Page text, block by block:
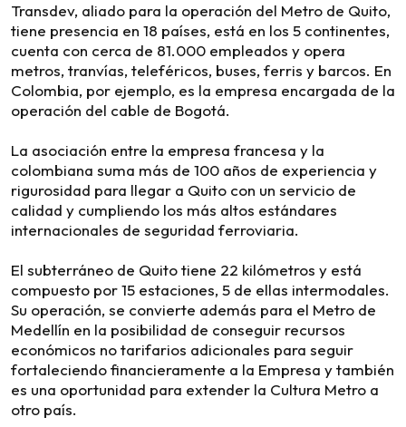
Transdev, aliado para la operación del Metro de Quito,
tiene presencia en 18 países, está en los 5 continentes,
cuenta con cerca de 81.000 empleados y opera
metros, tranvías, teleféricos, buses, ferris y barcos. En
Colombia, por ejemplo, es la empresa encargada de la
operación del cable de Bogotá.
La asociación entre la empresa francesa y la
colombiana suma más de 100 años de experiencia y
rigurosidad para llegar a Quito con un servicio de
calidad y cumpliendo los más altos estándares
internacionales de seguridad ferroviaria.
El subterráneo de Quito tiene 22 kilómetros y está
compuesto por 15 estaciones, 5 de ellas intermodales.
Su operación, se convierte además para el Metro de
Medellín en la posibilidad de conseguir recursos
económicos no tarifarios adicionales para seguir
fortaleciendo financieramente a la Empresa y también
es una oportunidad para extender la Cultura Metro a
otro país.